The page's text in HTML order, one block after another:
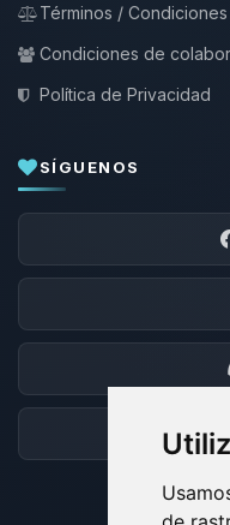
Términos / Condiciones
Condiciones de
Política de Privacidad
SÍGUENOS